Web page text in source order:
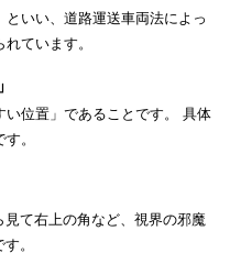
いい、道路運送車両法によっ
ています。
位置」であることです。 具体
。
て右上の角など、視界の邪魔
。